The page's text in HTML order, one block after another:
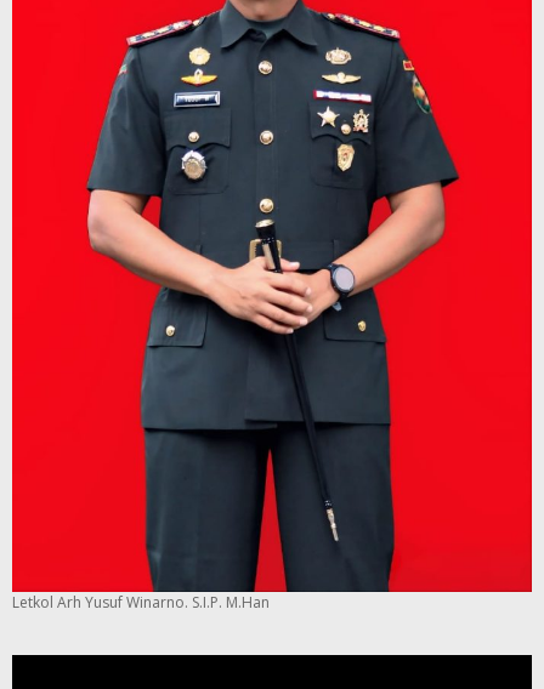
Letkol Arh Yusuf Winarno. S.I.P. M.Han